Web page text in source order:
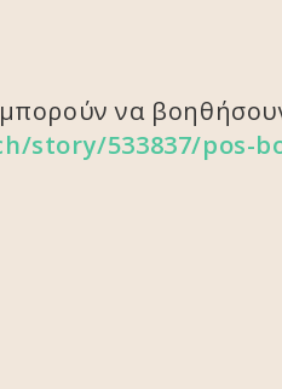
να
story/533837/pos-